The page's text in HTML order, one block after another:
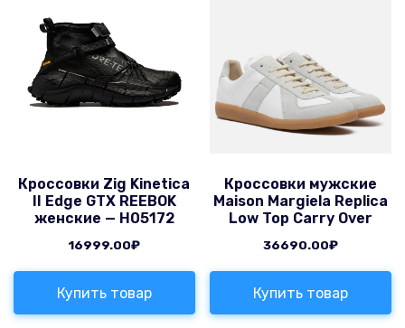
Кроссовки Zig Kinetica
II Edge GTX REEBOK
женские — H05172
16999.00₽
Купить товар
Кроссовки мужские
Maison Margiela Replica
Low Top Carry Over
36690.00₽
Купить товар